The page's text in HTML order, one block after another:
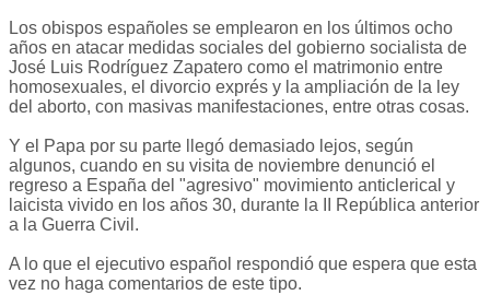
Los obispos españoles se emplearon en los últimos ocho
años en atacar medidas sociales del gobierno socialista de
José Luis Rodríguez Zapatero como el matrimonio entre
homosexuales, el divorcio exprés y la ampliación de la ley
del aborto, con masivas manifestaciones, entre otras cosas.
Y el Papa por su parte llegó demasiado lejos, según
algunos, cuando en su visita de noviembre denunció el
regreso a España del "agresivo" movimiento anticlerical y
laicista vivido en los años 30, durante la II República anterior
a la Guerra Civil.
A lo que el ejecutivo español respondió que espera que esta
vez no haga comentarios de este tipo.